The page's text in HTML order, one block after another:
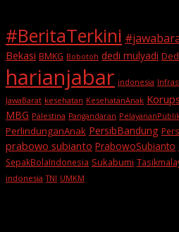
#BeritaTerkini
Bekasi BMKG Bobotoh dedi mulyadi
harianjabar indonesia
JawaBarat kesehatan KesehatanAnak
MBG Palestina Pangandaran
PerlindunganAnak PersibBandung
prabowo subianto PrabowoSubianto
SepakBolaIndonesia Sukabumi
indonesia TNI UMKM